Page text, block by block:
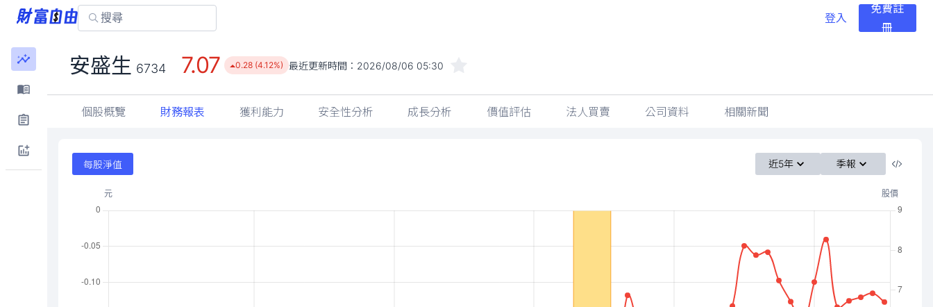
登入
免費註
冊
安盛生 6734 7.07 0.28 (4.12%) 最近更新時間： 2026/08/06 05:30
個股概覽 財務報表 獲利能力 安全性分析 成長分析 價值評估 法人買賣 公司資料 相關新聞
每股淨值 近5年 季報